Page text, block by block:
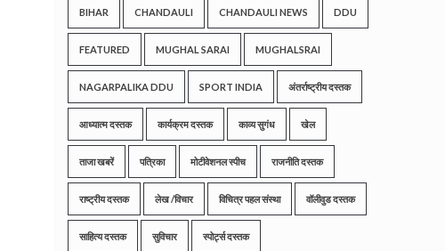
BIHAR CHANDAULI CHANDAULI NEWS DDU
FEATURED MUGHAL SARAI MUGHALSRAI
NAGARPALIKA DDU SPORT INDIA अंतर्राष्ट्रीय दस्तक
आध्यात्म दस्तक कार्यक्रम दस्तक काव्य सुगंध खेल
ताजा खबरें पत्रिका मोटीवेशनल स्पीच राजनीति दस्तक
राष्ट्रीय दस्तक लेख /विचार विचित्र पहल संस्था वॉलीवुड दस्तक
साहित्य दस्तक सुविचार स्पोर्ट्स दस्तक